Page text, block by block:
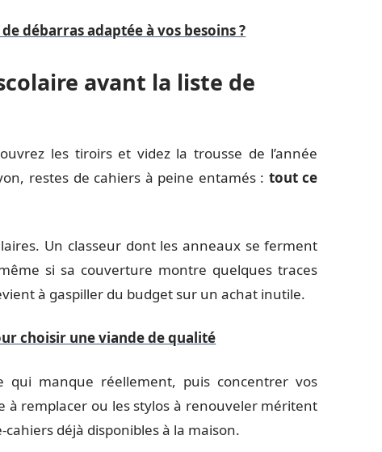
débarras adaptée à vos besoins ?
avant la liste de
les tiroirs et videz la trousse de l’année
restes de cahiers à peine entamés : tout ce
Un classeur dont les anneaux se ferment
si sa couverture montre quelques traces
à gaspiller du budget sur un achat inutile.
choisir une viande de qualité
qui manque réellement, puis concentrer vos
à remplacer ou les stylos à renouveler méritent
déjà disponibles à la maison.